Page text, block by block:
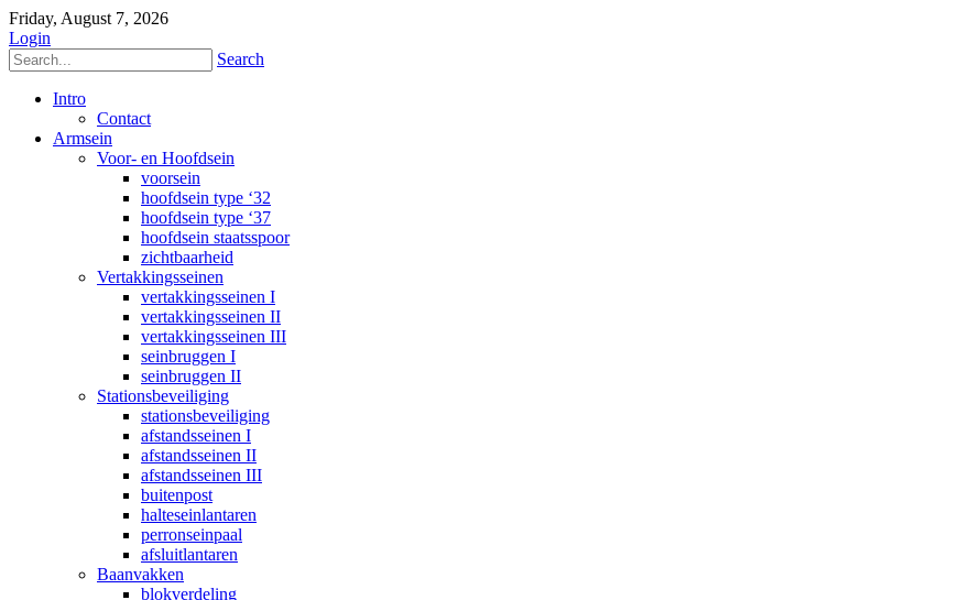
Friday, August 7, 2026
Login
Search
Intro
Contact
Armsein
Voor- en Hoofdsein
voorsein
hoofdsein type ‘32
hoofdsein type ‘37
hoofdsein staatsspoor
zichtbaarheid
Vertakkingsseinen
vertakkingsseinen I
vertakkingsseinen II
vertakkingsseinen III
seinbruggen I
seinbruggen II
Stationsbeveiliging
stationsbeveiliging
afstandsseinen I
afstandsseinen II
afstandsseinen III
buitenpost
halteseinlantaren
perronseinpaal
afsluitlantaren
Baanvakken
blokverdeling